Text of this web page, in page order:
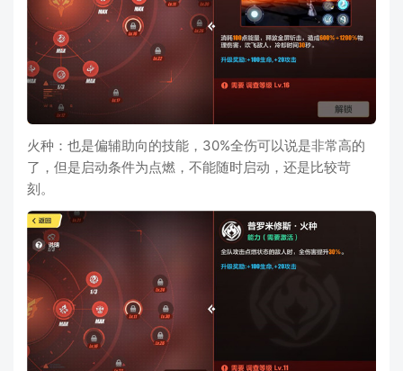
火种：也是偏辅助向的技能，30%全伤可以说是非常高的
了，但是启动条件为点燃，不能随时启动，还是比较苛
刻。